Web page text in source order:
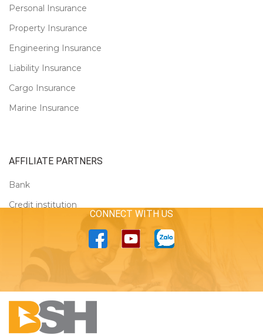
Personal Insurance
Property Insurance
Engineering Insurance
Liability Insurance
Cargo Insurance
Marine Insurance
AFFILIATE PARTNERS
Bank
Credit institution
CONNECT WITH US